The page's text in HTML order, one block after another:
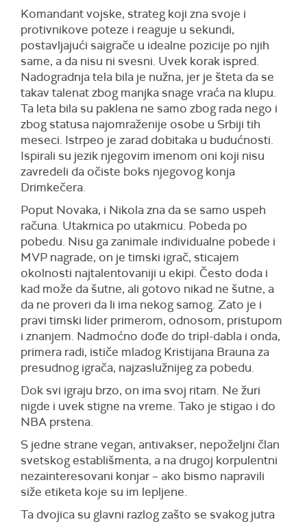
Komandant vojske, strateg koji zna svoje i
protivnikove poteze i reaguje u sekundi,
postavljajući saigrače u idealne pozicije po njih
same, a da nisu ni svesni. Uvek korak ispred.
Nadogradnja tela bila je nužna, jer je šteta da se
takav talenat zbog manjka snage vraća na klupu.
Ta leta bila su paklena ne samo zbog rada nego i
zbog statusa najomraženije osobe u Srbiji tih
meseci. Istrpeo je zarad dobitaka u budućnosti.
Ispirali su jezik njegovim imenom oni koji nisu
zavredeli da očiste boks njegovog konja
Drimkečera.
Poput Novaka, i Nikola zna da se samo uspeh
računa. Utakmica po utakmicu. Pobeda po
pobedu. Nisu ga zanimale individualne pobede i
MVP nagrade, on je timski igrač, sticajem
okolnosti najtalentovaniji u ekipi. Često doda i
kad može da šutne, ali gotovo nikad ne šutne, a
da ne proveri da li ima nekog samog. Zato je i
pravi timski lider primerom, odnosom, pristupom
i znanjem. Nadmoćno dođe do tripl-dabla i onda,
primera radi, ističe mladog Kristijana Brauna za
presudnog igrača, najzaslužnijeg za pobedu.
Dok svi igraju brzo, on ima svoj ritam. Ne žuri
nigde i uvek stigne na vreme. Tako je stigao i do
NBA prstena.
S jedne strane vegan, antivakser, nepoželjni član
svetskog establišmenta, a na drugoj korpulentni
nezainteresovani konjar – ako bismo napravili
siže etiketa koje su im lepljene.
Ta dvojica su glavni razlog zašto se svakog jutra